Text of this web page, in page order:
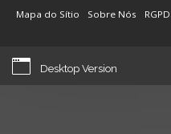
Mapa do Sítio Sobre Nós RGPD
Desktop Version